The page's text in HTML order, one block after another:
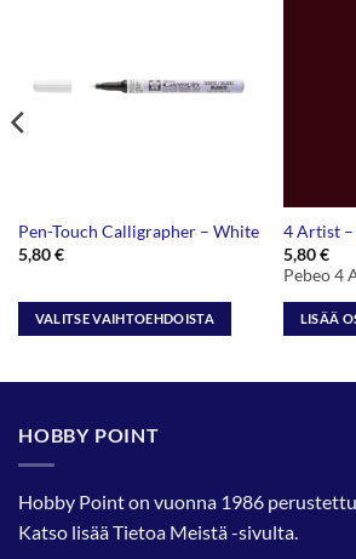
Pen-Touch Calligrapher – White
5,80€
VALITSE VAIHTOEHDOISTA
muunnelma.
tehdä
valinnat
4 Artist
5,80€
Pebeo 4
LISÄÄ
HOBBY POINT
Hobby Point on vuonna 1986
Katso lisääTietoa Meistä-sivulta.